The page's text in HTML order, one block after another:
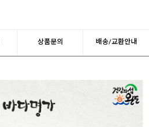
상품문의 배송/교환안내